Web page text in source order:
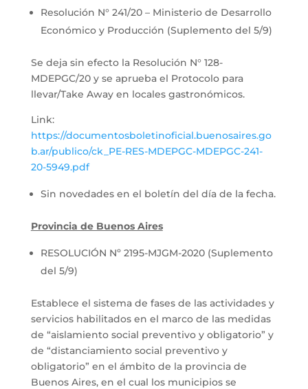
Resolución N° 241/20 – Ministerio de Desarrollo
Económico y Producción (Suplemento del 5/9)
Se deja sin efecto la Resolución N° 128-
MDEPGC/20 y se aprueba el Protocolo para
llevar/Take Away en locales gastronómicos.
Link:
https://documentosboletinoficial.buenosaires.go
b.ar/publico/ck_PE-RES-MDEPGC-MDEPGC-241-
20-5949.pdf
Sin novedades en el boletín del día de la fecha.
Provincia de Buenos Aires
RESOLUCIÓN Nº 2195-MJGM-2020 (Suplemento
del 5/9)
Establece el sistema de fases de las actividades y
servicios habilitados en el marco de las medidas
de “aislamiento social preventivo y obligatorio” y
de “distanciamiento social preventivo y
obligatorio” en el ámbito de la provincia de
Buenos Aires, en el cual los municipios se